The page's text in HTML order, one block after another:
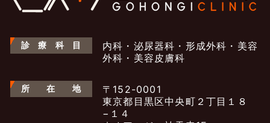
診 療 科 目
内科・泌尿器科・形成外科・美容
外科・美容皮膚科
所 在 地
〒152-0001
東京都目黒区中央町２丁目１８
−１４